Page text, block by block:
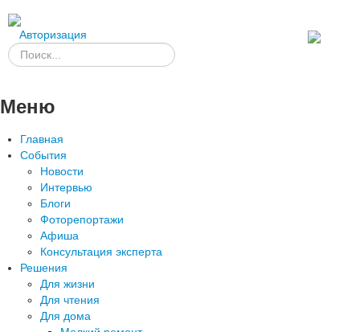
Авторизация
Меню
Главная
События
Новости
Интервью
Блоги
Фоторепортажи
Афиша
Консультация эксперта
Решения
Для жизни
Для чтения
Для дома